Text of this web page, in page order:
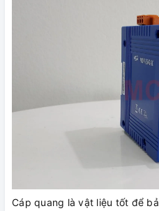
Cáp quang là vật liệu tốt để